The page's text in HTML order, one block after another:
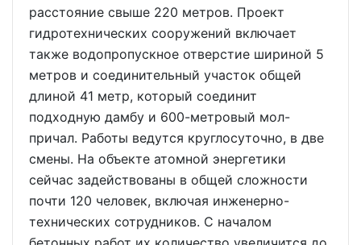
расстояние свыше 220 метров. Проект
гидротехнических сооружений включает
также водопропускное отверстие шириной 5
метров и соединительный участок общей
длиной 41 метр, который соединит
подходную дамбу и 600-метровый мол-
причал. Работы ведутся круглосуточно, в две
смены. На объекте атомной энергетики
сейчас задействованы в общей сложности
почти 120 человек, включая инженерно-
технических сотрудников. С началом